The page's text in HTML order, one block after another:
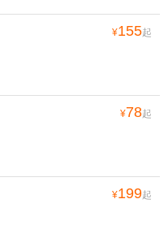
¥155起
¥78起
¥199起